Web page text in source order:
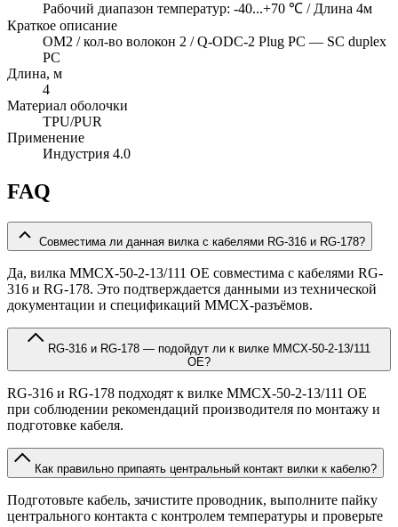
Рабочий диапазон температур: -40...+70 ℃ / Длина 4м
Краткое описание
OM2 / кол-во волокон 2 / Q-ODC-2 Plug PC — SC duplex
PC
Длина, м
4
Материал оболочки
TPU/PUR
Применение
Индустрия 4.0
FAQ
Совместима ли данная вилка с кабелями RG-316 и RG-178?
Да, вилка MMCX-50-2-13/111 OE совместима с кабелями RG-
316 и RG-178. Это подтверждается данными из технической
документации и спецификаций MMCX-разъёмов.
OE?
RG-316 и RG-178 подходят к вилке MMCX-50-2-13/111 OE
при соблюдении рекомендаций производителя по монтажу и
подготовке кабеля.
Как правильно припаять центральный контакт вилки к кабелю?
Подготовьте кабель, зачистите проводник, выполните пайку
центрального контакта с контролем температуры и проверьте